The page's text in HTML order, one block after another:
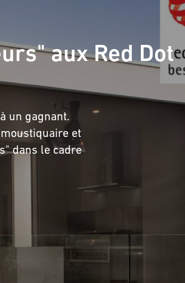
aux Red Dot
un gagnant.
et
dans le cadre